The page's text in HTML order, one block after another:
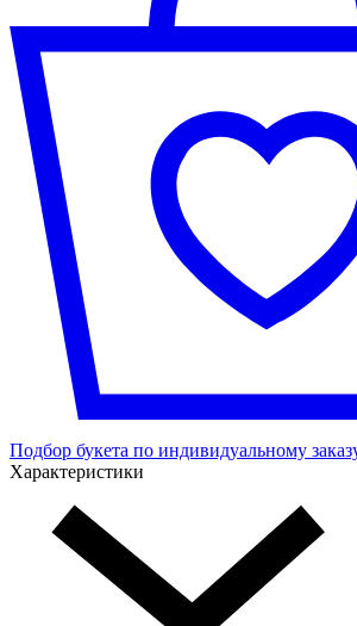
Подбор букета по индивидуальному
Характеристики